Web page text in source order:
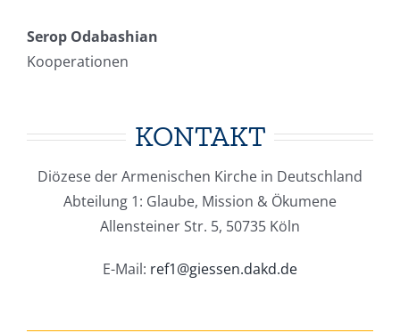
Serop Odabashian
Kooperationen
KONTAKT
Diözese der Armenischen Kirche in Deutschland
Abteilung 1: Glaube, Mission & Ökumene
Allensteiner Str. 5, 50735 Köln
E-Mail: ref1@giessen.dakd.de